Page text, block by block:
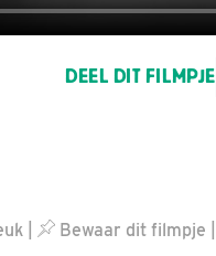
DEEL DIT FILMPJE
Bewaar dit filmpje